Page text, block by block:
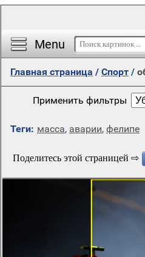
Menu
Главная страница / Спорт /
Применить фильтры
Теги: масса, аварии, фелипе